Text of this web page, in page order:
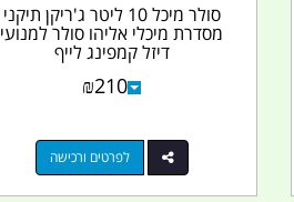
סולר מיכל 10 ליטר ג'ריקן תיקני
מסדרת מיכלי אליהו סולר למנועי
דיזל קמפינג לייף
₪210
לפרטים ורכישה